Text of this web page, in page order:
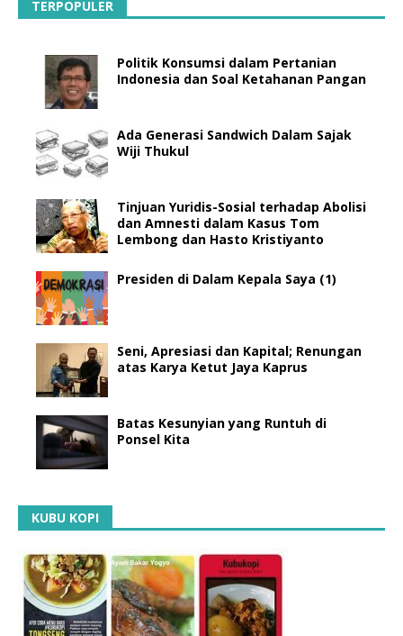
TERPOPULER
Politik Konsumsi dalam Pertanian
Indonesia dan Soal Ketahanan Pangan
Ada Generasi Sandwich Dalam Sajak
Wiji Thukul
Tinjuan Yuridis-Sosial terhadap Abolisi
dan Amnesti dalam Kasus Tom
Lembong dan Hasto Kristiyanto
Presiden di Dalam Kepala Saya (1)
Seni, Apresiasi dan Kapital; Renungan
atas Karya Ketut Jaya Kaprus
Batas Kesunyian yang Runtuh di
Ponsel Kita
KUBU KOPI